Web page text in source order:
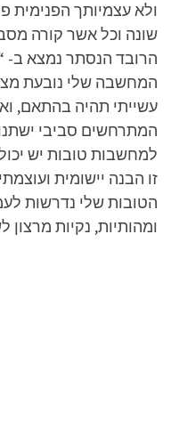
ולא עצמיותך הפנימית
שונה וכל אשר קורה
הרובד הנסתר נמצא ב-
המחשבה שלי נובעת
עשייתי תהיה בהתאם,
המתרחשים סביבי
למחשבות טובות יש
זו הבנה יישומית
הטובות שלי נדרשות
ומהותיות, נקיות